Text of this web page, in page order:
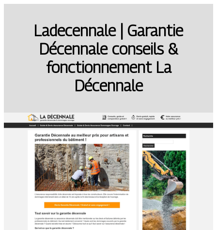
Ladecennale | Garantie
Décennale conseils &
fonction­ne­ment La
Décennale